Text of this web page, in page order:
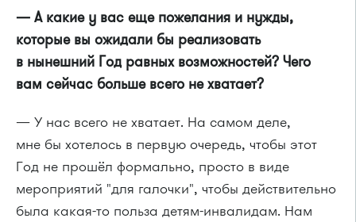
— А какие у вас еще пожелания и нужды,
которые вы ожидали бы реализовать
в нынешний Год равных возможностей? Чего
вам сейчас больше всего не хватает?
— У нас всего не хватает. На самом деле,
мне бы хотелось в первую очередь, чтобы этот
Год не прошёл формально, просто в виде
мероприятий "для галочки", чтобы действительно
была какая-то польза детям-инвалидам. Нам